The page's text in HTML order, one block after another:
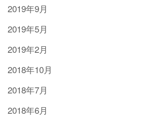
2019年9月
2019年5月
2019年2月
2018年10月
2018年7月
2018年6月